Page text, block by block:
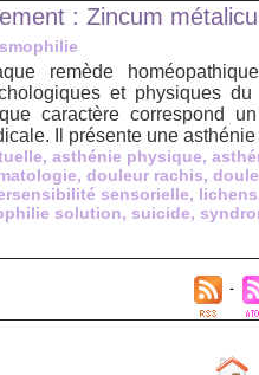
: Zincum
remède
et physiques
caractère correspond
Il présente une
, asthénie physique,
, douleur rachis,
sensorielle, lichens
solution, suicide,